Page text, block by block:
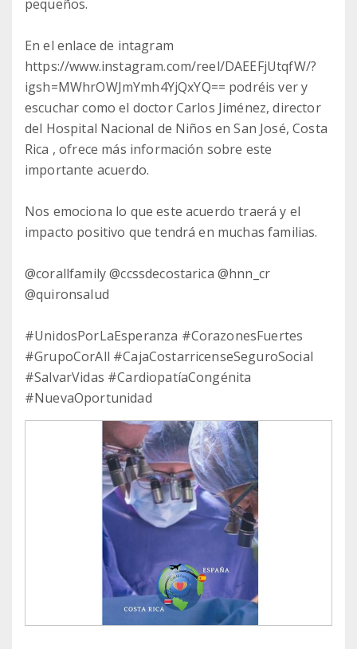
pequeños.
En el enlace de intagram
https://www.instagram.com/reel/DAEEFjUtqfW/?
igsh=MWhrOWJmYmh4YjQxYQ== podréis ver y
escuchar como el doctor Carlos Jiménez, director
del Hospital Nacional de Niños en San José, Costa
Rica , ofrece más información sobre este
importante acuerdo.
Nos emociona lo que este acuerdo traerá y el
impacto positivo que tendrá en muchas familias.
@corallfamily @ccssdecostarica @hnn_cr
@quironsalud
#UnidosPorLaEsperanza #CorazonesFuertes
#GrupoCorAll #CajaCostarricenseSeguroSocial
#SalvarVidas #CardiopatíaCongénita
#NuevaOportunidad